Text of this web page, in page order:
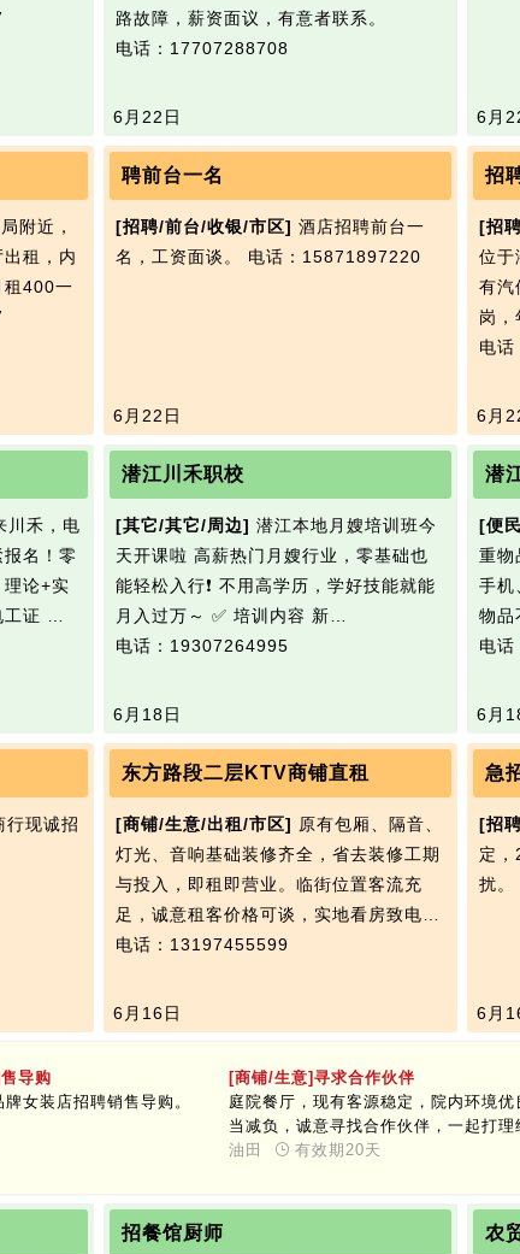
路故障，薪资面议，有意者联系。
电话：17707288708
6月22日 6月
附近，
租，内
租400一
聘前台一名
[招聘/前台/收银/市区] 酒店招聘前台一
名，工资面谈。 电话：15871897220
6月22日
招
[招
位于
有汽
岗，
电
6月
川禾，电
名！零
论+实
工证 …
潜江川禾职校
[其它/其它/周边] 潜江本地月嫂培训班今
天开课啦 高薪热门月嫂行业，零基础也
能轻松入行❗ 不用高学历，学好技能就能
月入过万～ ✅ 培训内容 新…
电话：19307264995
6月18日
潜
[便
重物
手机
物品
电
6月
行现诚招
东方路段二层KTV商铺直租
[商铺/生意/出租/市区] 原有包厢、隔音、
灯光、音响基础装修齐全，省去装修工期
与投入，即租即营业。临街位置客流充
足，诚意租客价格可谈，实地看房致电…
电话：13197455599
6月16日
急
[招
定，
扰。
6月
导购
女装店招聘销售导购。
[商铺/生意]寻求合作伙伴
庭院餐厅，现有客源稳定，院内环境
当减负，诚意寻找合作伙伴，一起打理
油田
有效期20天
招餐馆厨师 农